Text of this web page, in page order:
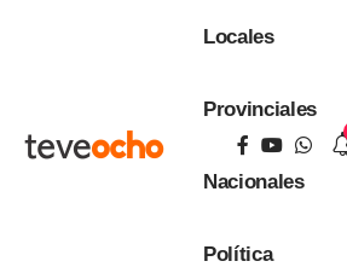
Locales
Provinciales
Nacionales
Política